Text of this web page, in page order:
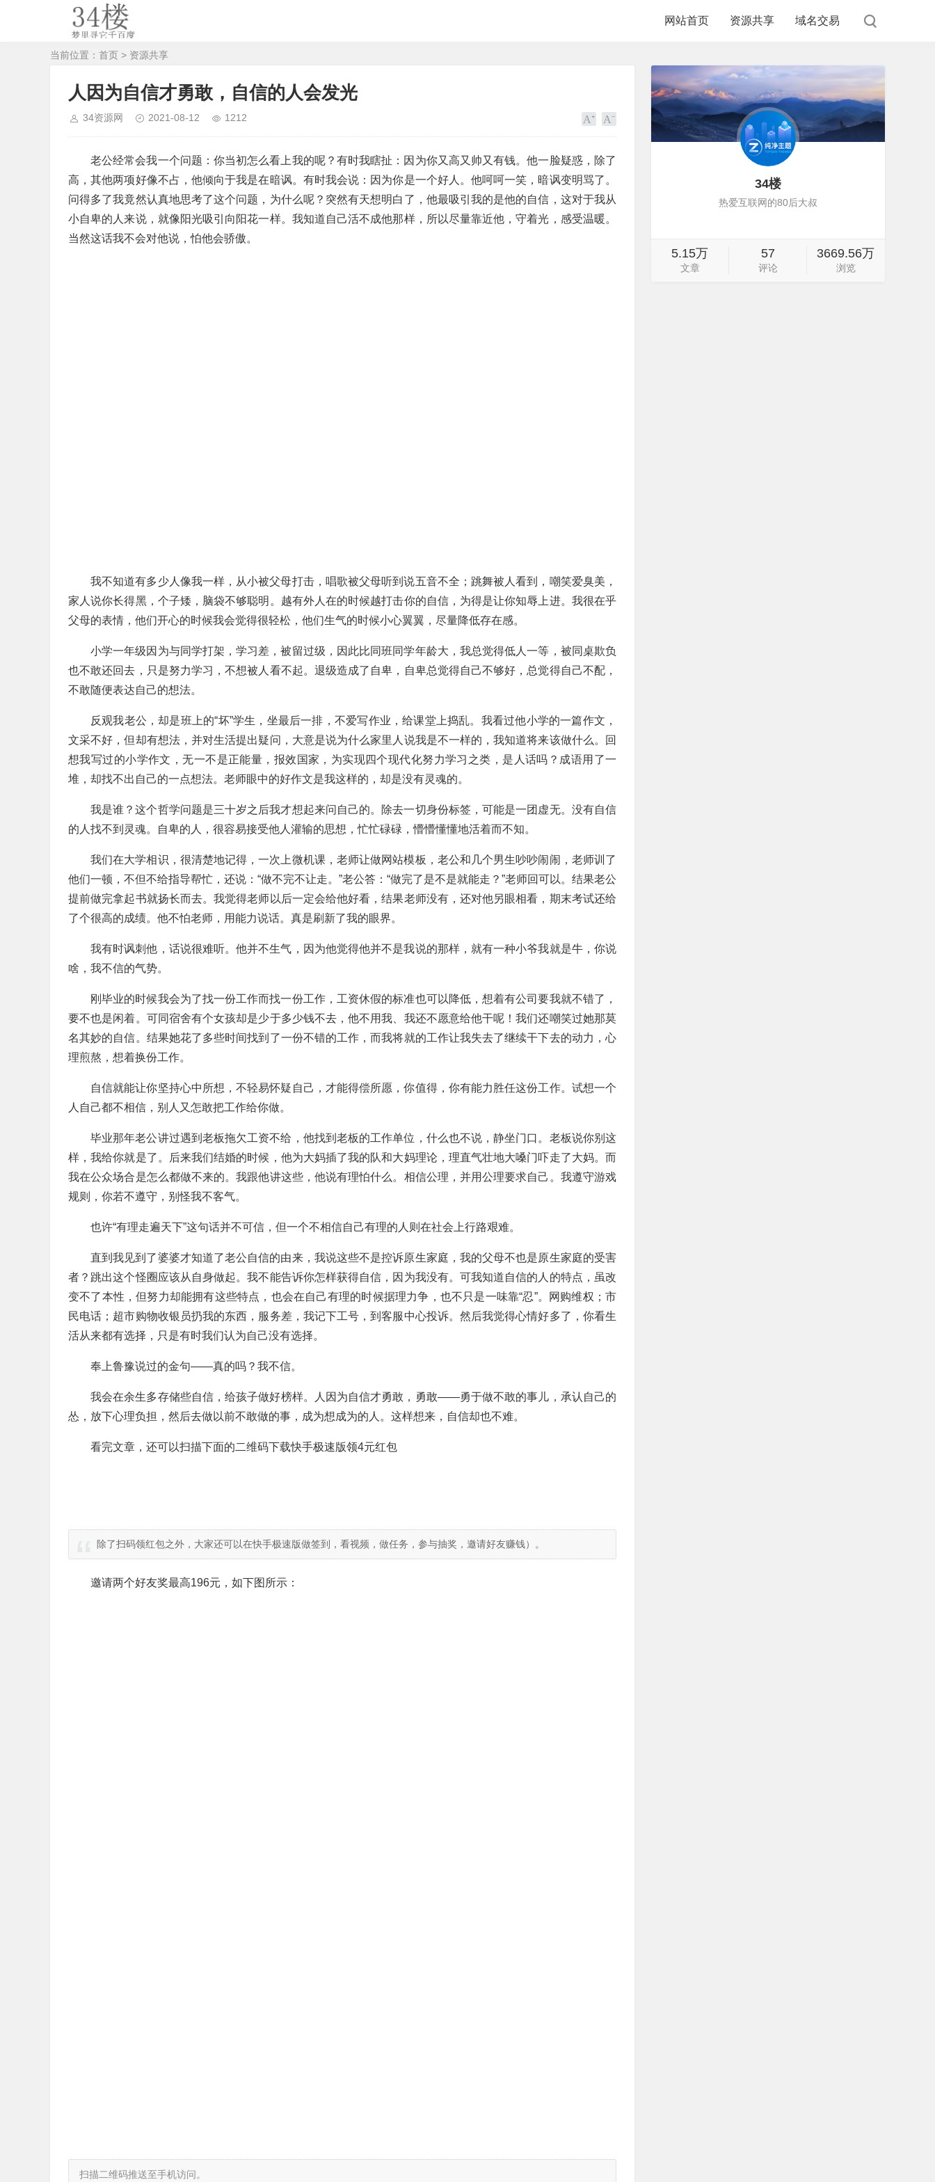
网站首页 资源共享 域名交易
当前位置： 首页 > 资源共享
人因为自信才勇敢，自信的人会发光
34资源网 2021-08-12 1212
老公经常会我一个问题：你当初怎么看上我的呢？有时我瞎扯：因为你又高又帅又有钱。他一脸疑惑，除了
高，其他两项好像不占，他倾向于我是在暗讽。有时我会说：因为你是一个好人。他呵呵一笑，暗讽变明骂了。
问得多了我竟然认真地思考了这个问题，为什么呢？突然有天想明白了，他最吸引我的是他的自信，这对于我从
小自卑的人来说，就像阳光吸引向阳花一样。我知道自己活不成他那样，所以尽量靠近他，守着光，感受温暖。
当然这话我不会对他说，怕他会骄傲。
我不知道有多少人像我一样，从小被父母打击，唱歌被父母听到说五音不全；跳舞被人看到，嘲笑爱臭美，
家人说你长得黑，个子矮，脑袋不够聪明。越有外人在的时候越打击你的自信，为得是让你知辱上进。我很在乎
父母的表情，他们开心的时候我会觉得很轻松，他们生气的时候小心翼翼，尽量降低存在感。
小学一年级因为与同学打架，学习差，被留过级，因此比同班同学年龄大，我总觉得低人一等，被同桌欺负
也不敢还回去，只是努力学习，不想被人看不起。退级造成了自卑，自卑总觉得自己不够好，总觉得自己不配，
不敢随便表达自己的想法。
反观我老公，却是班上的“坏”学生，坐最后一排，不爱写作业，给课堂上捣乱。我看过他小学的一篇作文，
文采不好，但却有想法，并对生活提出疑问，大意是说为什么家里人说我是不一样的，我知道将来该做什么。回
想我写过的小学作文，无一不是正能量，报效国家，为实现四个现代化努力学习之类，是人话吗？成语用了一
堆，却找不出自己的一点想法。老师眼中的好作文是我这样的，却是没有灵魂的。
我是谁？这个哲学问题是三十岁之后我才想起来问自己的。除去一切身份标签，可能是一团虚无。没有自信
的人找不到灵魂。自卑的人，很容易接受他人灌输的思想，忙忙碌碌，懵懵懂懂地活着而不知。
我们在大学相识，很清楚地记得，一次上微机课，老师让做网站模板，老公和几个男生吵吵闹闹，老师训了
他们一顿，不但不给指导帮忙，还说：“做不完不让走。”老公答：“做完了是不是就能走？”老师回可以。结果老公
提前做完拿起书就扬长而去。我觉得老师以后一定会给他好看，结果老师没有，还对他另眼相看，期末考试还给
了个很高的成绩。他不怕老师，用能力说话。真是刷新了我的眼界。
我有时讽刺他，话说很难听。他并不生气，因为他觉得他并不是我说的那样，就有一种小爷我就是牛，你说
啥，我不信的气势。
刚毕业的时候我会为了找一份工作而找一份工作，工资休假的标准也可以降低，想着有公司要我就不错了，
要不也是闲着。可同宿舍有个女孩却是少于多少钱不去，他不用我、我还不愿意给他干呢！我们还嘲笑过她那莫
名其妙的自信。结果她花了多些时间找到了一份不错的工作，而我将就的工作让我失去了继续干下去的动力，心
理煎熬，想着换份工作。
自信就能让你坚持心中所想，不轻易怀疑自己，才能得偿所愿，你值得，你有能力胜任这份工作。试想一个
人自己都不相信，别人又怎敢把工作给你做。
毕业那年老公讲过遇到老板拖欠工资不给，他找到老板的工作单位，什么也不说，静坐门口。老板说你别这
样，我给你就是了。后来我们结婚的时候，他为大妈插了我的队和大妈理论，理直气壮地大嗓门吓走了大妈。而
我在公众场合是怎么都做不来的。我跟他讲这些，他说有理怕什么。相信公理，并用公理要求自己。我遵守游戏
规则，你若不遵守，别怪我不客气。
也许“有理走遍天下”这句话并不可信，但一个不相信自己有理的人则在社会上行路艰难。
直到我见到了婆婆才知道了老公自信的由来，我说这些不是控诉原生家庭，我的父母不也是原生家庭的受害
者？跳出这个怪圈应该从自身做起。我不能告诉你怎样获得自信，因为我没有。可我知道自信的人的特点，虽改
变不了本性，但努力却能拥有这些特点，也会在自己有理的时候据理力争，也不只是一味靠“忍”。网购维权；市
民电话；超市购物收银员扔我的东西，服务差，我记下工号，到客服中心投诉。然后我觉得心情好多了，你看生
活从来都有选择，只是有时我们认为自己没有选择。
奉上鲁豫说过的金句——真的吗？我不信。
我会在余生多存储些自信，给孩子做好榜样。人因为自信才勇敢，勇敢——勇于做不敢的事儿，承认自己的
怂，放下心理负担，然后去做以前不敢做的事，成为想成为的人。这样想来，自信却也不难。
看完文章，还可以扫描下面的二维码下载快手极速版领4元红包
除了扫码领红包之外，大家还可以在快手极速版做签到，看视频，做任务，参与抽奖，邀请好友赚钱）。
邀请两个好友奖最高196元，如下图所示：
扫描二维码推送至手机访问。
34楼
热爱互联网的80后大叔
5.15万
文章
57
评论
3669.56万
浏览